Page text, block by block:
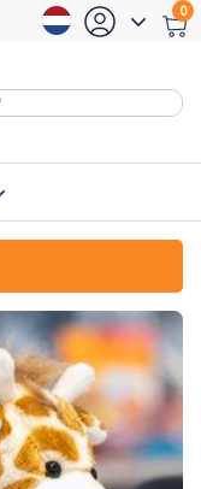
BQS Configuratietool 0